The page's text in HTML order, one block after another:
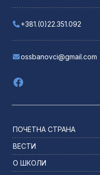
+381.(0)22.351.092
ossbanovci@gmail.com
ПОЧЕТНА СТРАНА
ВЕСТИ
О ШКОЛИ